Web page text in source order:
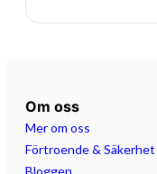
Om oss
Mer om oss
Förtroende & Säkerhet
Bloggen